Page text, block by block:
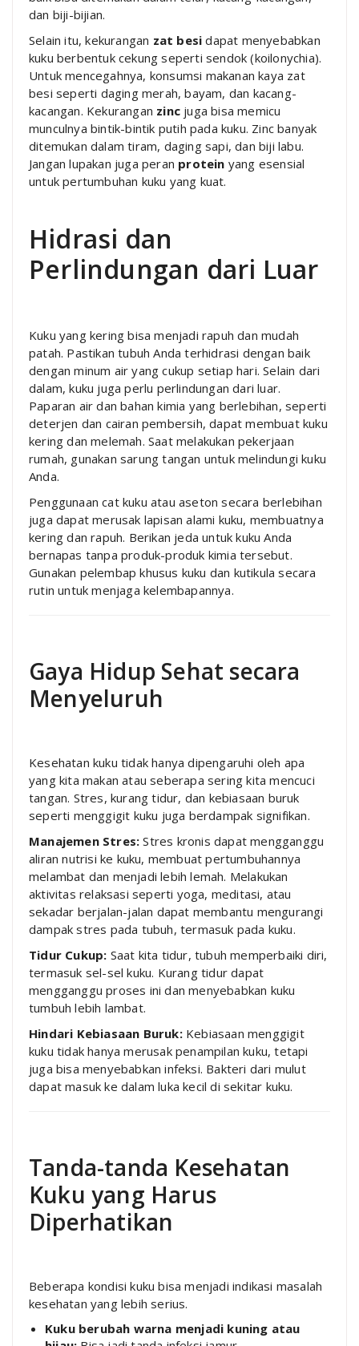
dan biji-bijian.
Selain itu, kekurangan zat besi dapat menyebabkan
kuku berbentuk cekung seperti sendok (koilonychia).
Untuk mencegahnya, konsumsi makanan kaya zat
besi seperti daging merah, bayam, dan kacang-
kacangan. Kekurangan zinc juga bisa memicu
munculnya bintik-bintik putih pada kuku. Zinc banyak
ditemukan dalam tiram, daging sapi, dan biji labu.
Jangan lupakan juga peran protein yang esensial
untuk pertumbuhan kuku yang kuat.
Hidrasi dan
Perlindungan dari Luar
Kuku yang kering bisa menjadi rapuh dan mudah
patah. Pastikan tubuh Anda terhidrasi dengan baik
dengan minum air yang cukup setiap hari. Selain dari
dalam, kuku juga perlu perlindungan dari luar.
Paparan air dan bahan kimia yang berlebihan, seperti
deterjen dan cairan pembersih, dapat membuat kuku
kering dan melemah. Saat melakukan pekerjaan
rumah, gunakan sarung tangan untuk melindungi kuku
Anda.
Penggunaan cat kuku atau aseton secara berlebihan
juga dapat merusak lapisan alami kuku, membuatnya
kering dan rapuh. Berikan jeda untuk kuku Anda
bernapas tanpa produk-produk kimia tersebut.
Gunakan pelembap khusus kuku dan kutikula secara
rutin untuk menjaga kelembapannya.
Gaya Hidup Sehat secara
Menyeluruh
Kesehatan kuku tidak hanya dipengaruhi oleh apa
yang kita makan atau seberapa sering kita mencuci
tangan. Stres, kurang tidur, dan kebiasaan buruk
seperti menggigit kuku juga berdampak signifikan.
Manajemen Stres: Stres kronis dapat mengganggu
aliran nutrisi ke kuku, membuat pertumbuhannya
melambat dan menjadi lebih lemah. Melakukan
aktivitas relaksasi seperti yoga, meditasi, atau
sekadar berjalan-jalan dapat membantu mengurangi
dampak stres pada tubuh, termasuk pada kuku.
Tidur Cukup: Saat kita tidur, tubuh memperbaiki diri,
termasuk sel-sel kuku. Kurang tidur dapat
mengganggu proses ini dan menyebabkan kuku
tumbuh lebih lambat.
Hindari Kebiasaan Buruk:Kebiasaan menggigit
kuku tidak hanya merusak penampilan kuku, tetapi
juga bisa menyebabkan infeksi. Bakteri dari mulut
dapat masuk ke dalam luka kecil di sekitar kuku.
Tanda-tanda Kesehatan
Kuku yang Harus
Diperhatikan
Beberapa kondisi kuku bisa menjadi indikasi masalah
kesehatan yang lebih serius.
Kuku berubah warna menjadi kuning atau